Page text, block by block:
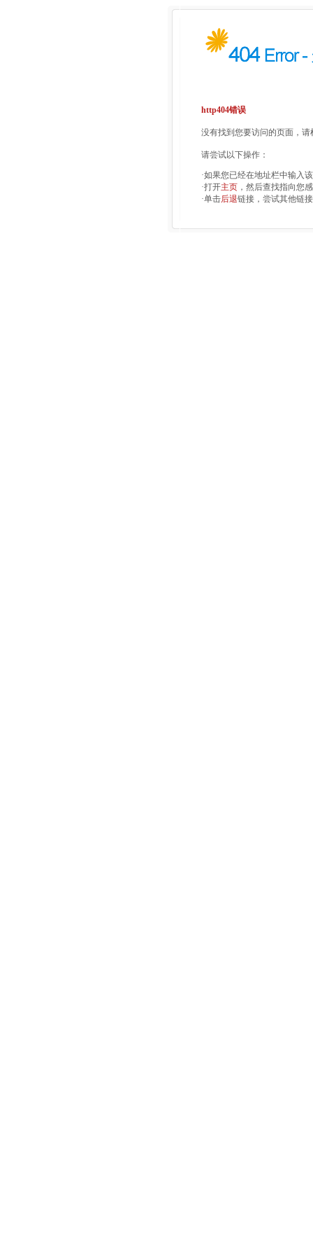
http404错误
没有找到您要访问的页面，
请尝试以下操作：
·如果您已经在地址栏中输入
·打开主页 ，然后查找指向您
·单击后退链接，尝试其他链